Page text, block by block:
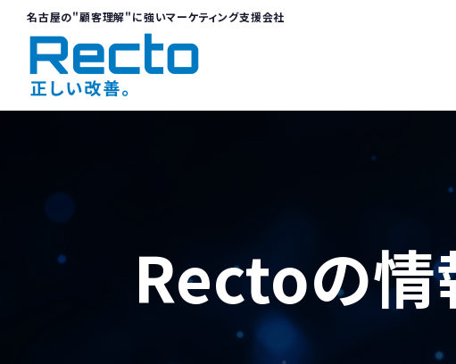
名古屋の"顧客理解"に強いマーケティング支援会社
Rectoの情